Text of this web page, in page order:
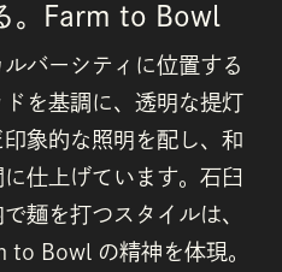
。Farm to Bowl
バーシティに位置する
を基調に、透明な提灯
象的な照明を配し、和
仕上げています。石臼
麺を打つスタイルは、
to Bowl の精神を体現。